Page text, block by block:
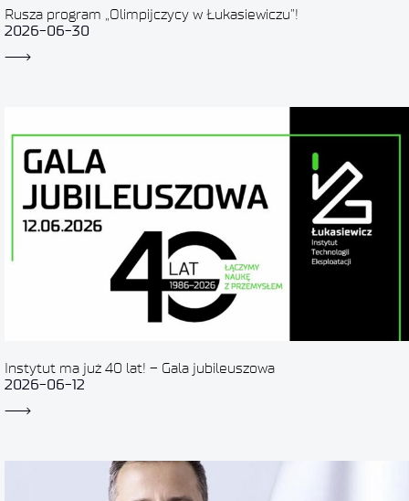
Rusza program „Olimpijczycy w Łukasiewiczu”!
2026-06-30
Instytut ma już 40 lat! – Gala jubileuszowa
2026-06-12